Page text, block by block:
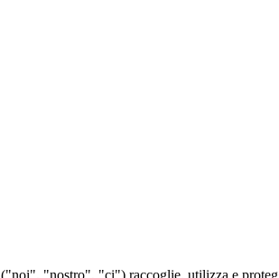
("noi", "nostro", "ci") raccoglie, utilizza e